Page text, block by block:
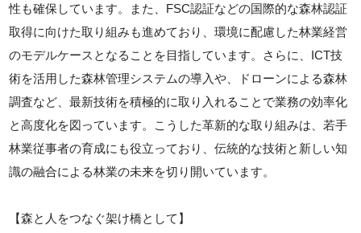
性も確保しています。また、FSC認証などの国際的な森林認証
取得に向けた取り組みも進めており、環境に配慮した林業経営
のモデルケースとなることを目指しています。さらに、ICT技
術を活用した森林管理システムの導入や、ドローンによる森林
調査など、最新技術を積極的に取り入れることで業務の効率化
と高度化を図っています。こうした革新的な取り組みは、若手
林業従事者の育成にも役立っており、伝統的な技術と新しい知
識の融合による林業の未来を切り開いています。
【森と人をつなぐ架け橋として】